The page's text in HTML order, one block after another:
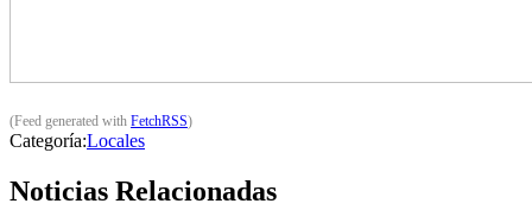
(Feed generated with FetchRSS)
Categoría:Locales
Noticias Relacionadas